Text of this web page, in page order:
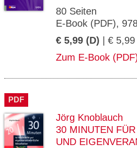
80 Seiten
E-Book (PDF),
€ 5,99 (D) | €
Zum E-Book
PDF
Jörg Knoblauch
30 MINUTEN
UND